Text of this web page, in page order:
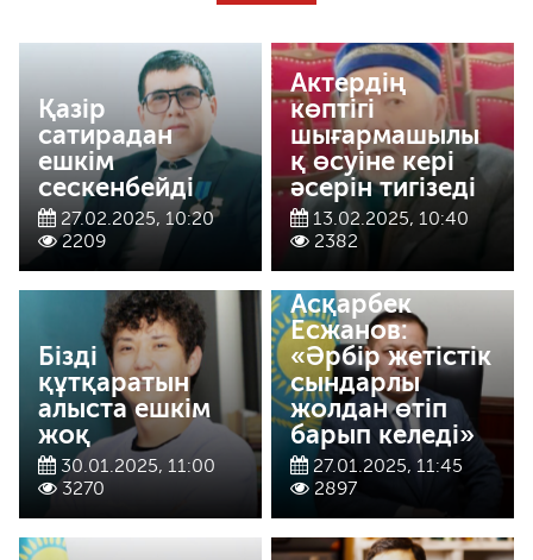
Қазір
сатирадан
ешкім
сескенбейді
27.02.2025, 10:20
2209
Актердің
көптігі
шығармашылы
қ өсуіне кері
әсерін тигізеді
13.02.2025, 10:40
2382
Бізді
құтқаратын
алыста ешкім
жоқ
30.01.2025, 11:00
3270
Асқарбек
Есжанов:
«Әрбір жетістік
сындарлы
жолдан өтіп
барып келеді»
27.01.2025, 11:45
2897